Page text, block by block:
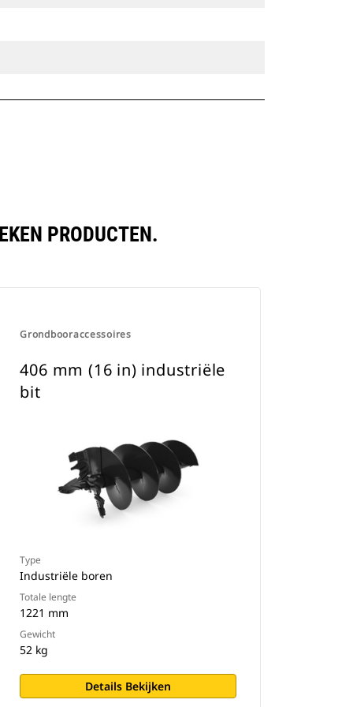
PRODUCTEN.
Grondbooraccessoires
406 mm (16 in) industriële
bit
Type
Industriële boren
Totale lengte
1221 mm
Gewicht
52 kg
Details Bekijken